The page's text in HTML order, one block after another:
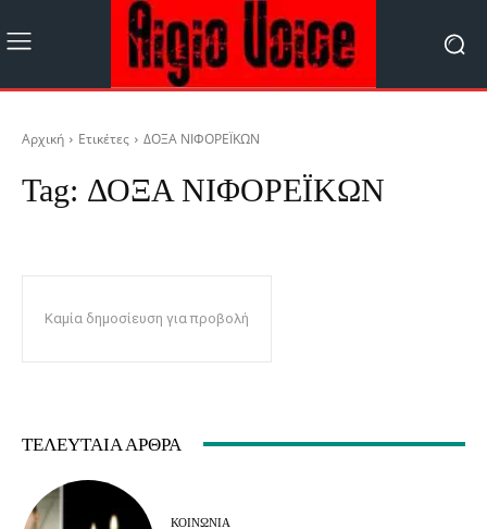
Αρχική Ετικέτες ΔΟΞΑ ΝΙΦΟΡΕΪΚΩΝ
Tag: ΔΟΞΑ ΝΙΦΟΡΕΪΚΩΝ
Καμία δημοσίευση για προβολή
ΤΕΛΕΥΤΑΊΑ ΆΡΘΡΑ
ΚΟΙΝΩΝΊΑ